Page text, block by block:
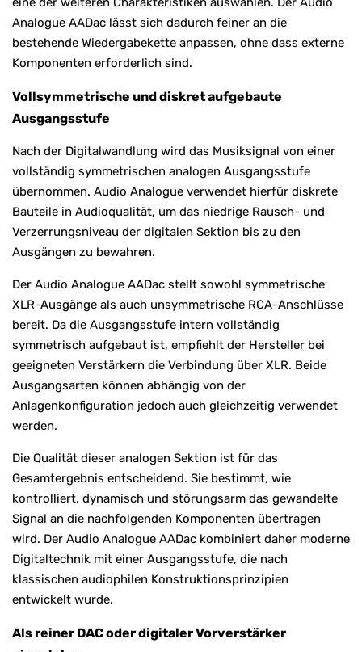
Analogue AADac lässt sich dadurch feiner an die
bestehende Wiedergabekette anpassen, ohne dass externe
Komponenten erforderlich sind.
Vollsymmetrische und diskret aufgebaute
Ausgangsstufe
Nach der Digitalwandlung wird das Musiksignal von einer
vollständig symmetrischen analogen Ausgangsstufe
übernommen. Audio Analogue verwendet hierfür diskrete
Bauteile in Audioqualität, um das niedrige Rausch- und
Verzerrungsniveau der digitalen Sektion bis zu den
Ausgängen zu bewahren.
Der Audio Analogue AADac stellt sowohl symmetrische
XLR-Ausgänge als auch unsymmetrische RCA-Anschlüsse
bereit. Da die Ausgangsstufe intern vollständig
symmetrisch aufgebaut ist, empfiehlt der Hersteller bei
geeigneten Verstärkern die Verbindung über XLR. Beide
Ausgangsarten können abhängig von der
Anlagenkonfiguration jedoch auch gleichzeitig verwendet
werden.
Die Qualität dieser analogen Sektion ist für das
Gesamtergebnis entscheidend. Sie bestimmt, wie
kontrolliert, dynamisch und störungsarm das gewandelte
Signal an die nachfolgenden Komponenten übertragen
wird. Der Audio Analogue AADac kombiniert daher moderne
Digitaltechnik mit einer Ausgangsstufe, die nach
klassischen audiophilen Konstruktionsprinzipien
entwickelt wurde.
Als reiner DAC oder digitaler Vorverstärker